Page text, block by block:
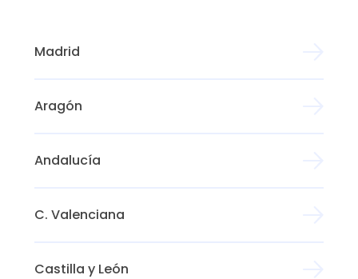
Madrid
Aragón
Andalucía
C. Valenciana
Castilla y León